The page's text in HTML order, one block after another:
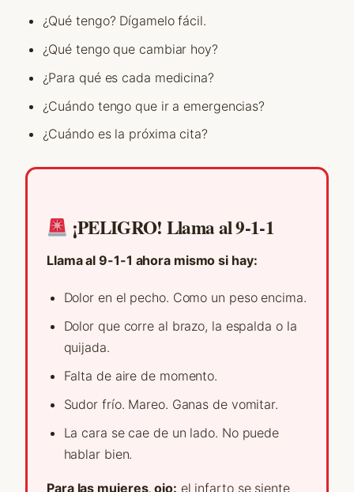
¿Qué tengo? Dígamelo fácil.
¿Qué tengo que cambiar hoy?
¿Para qué es cada medicina?
¿Cuándo tengo que ir a emergencias?
¿Cuándo es la próxima cita?
¡PELIGRO! Llama al 9-1-1
Llama al 9-1-1 ahora mismo si hay:
Dolor en el pecho. Como un peso encima.
Dolor que corre al brazo, la espalda o la
quijada.
Falta de aire de momento.
Sudor frío. Mareo. Ganas de vomitar.
La cara se cae de un lado. No puede
hablar bien.
Para las mujeres, ojo: el infarto se siente